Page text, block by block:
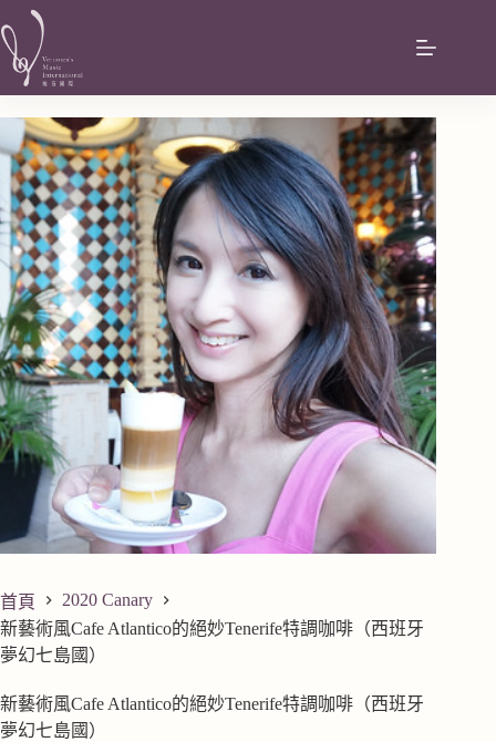
首頁
2020 Canary
新藝術風Cafe Atlantico的絕妙Tenerife特調咖啡（西班牙
夢幻七島國）
新藝術風Cafe Atlantico的絕妙Tenerife特調咖啡（西班牙
夢幻七島國）